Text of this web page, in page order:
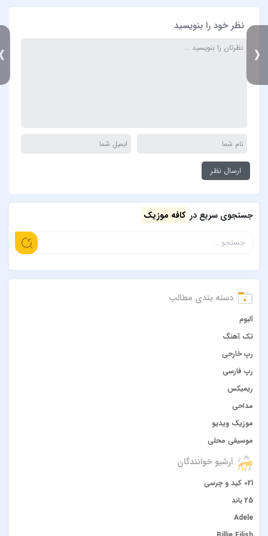
نظر خود را بنویسید
جستجوی سریع در کافه موزیک
دسته بندی مطالب
آلبوم
تک آهنگ
رپ خارحی
رپ فارسی
ریمیکس
مداحی
موزیک ویدیو
موسیقی محلی
آرشیو خوانندگان
021 کید و چرسی
25 باند
Adele